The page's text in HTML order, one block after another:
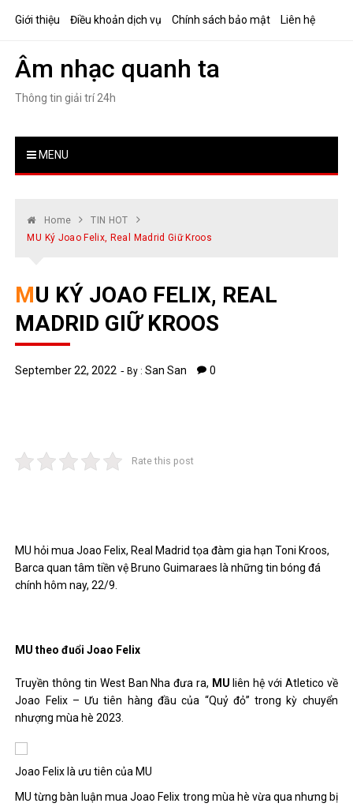
Giới thiệu Điều khoản dịch vụ Chính sách bảo mật Liên hệ
Âm nhạc quanh ta
Thông tin giải trí 24h
MENU
Home
TIN HOT
MU Ký Joao Felix, Real Madrid Giữ Kroos
MU KÝ JOAO FELIX, REAL
MADRID GIỮ KROOS
September 22, 2022 By :San San 0
Rate this post
MU hỏi mua Joao Felix, Real Madrid tọa đàm gia hạn Toni Kroos,
Barca quan tâm tiền vệ Bruno Guimaraes là những tin bóng đá
chính hôm nay, 22/9.
MU theo đuổi Joao Felix
Truyền thông tin West Ban Nha đưa ra, MU liên hệ với Atletico về
Joao Felix – Ưu tiên hàng đầu của “Quỷ đỏ” trong kỳ chuyển
nhượng mùa hè 2023.
Joao Felix là ưu tiên của MU
MU từng bàn luận mua Joao Felix trong mùa hè vừa qua nhưng bị